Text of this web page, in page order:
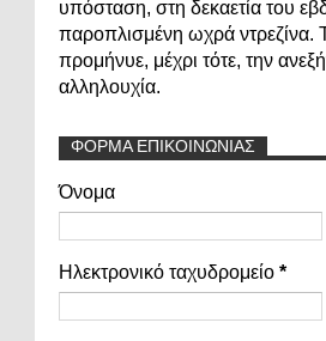
υπόσταση, στη δεκαετία του
παροπλισμένη ωχρά ντρεζίνα.
προμήνυε, μέχρι τότε, την
αλληλουχία.
ΦΟΡΜΑ ΕΠΙΚΟΙΝΩΝΙΑΣ
Όνομα
Ηλεκτρονικό ταχυδρομείο *